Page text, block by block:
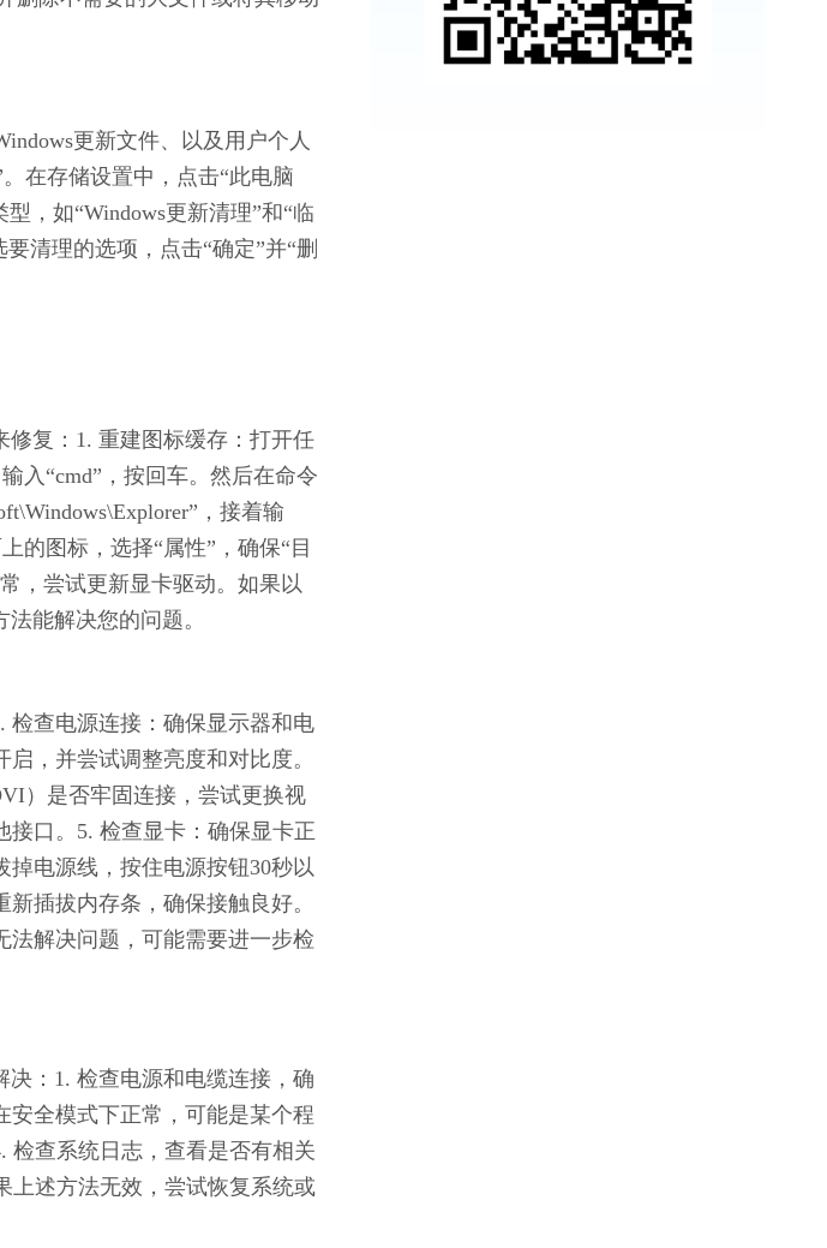
更新文件、以及用户个人
在存储设置中，点击“此电脑
，如“Windows更新清理”和“临
清理的选项，点击“确定”并“删
复：1. 重建图标缓存：打开任
入“cmd”，按回车。然后在命令
，接着输
的图标，选择“属性”，确保“目
，尝试更新显卡驱动。如果以
能解决您的问题。
检查电源连接：确保显示器和电
，并尝试调整亮度和对比度。
）是否牢固连接，尝试更换视
口。5. 检查显卡：确保显卡正
电源线，按住电源按钮30秒以
插拔内存条，确保接触良好。
法解决问题，可能需要进一步检
：1. 检查电源和电缆连接，确
安全模式下正常，可能是某个程
检查系统日志，查看是否有相关
上述方法无效，尝试恢复系统或